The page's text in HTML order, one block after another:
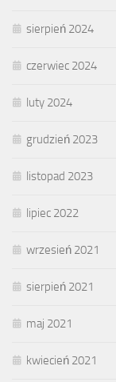
sierpień 2024
czerwiec 2024
luty 2024
grudzień 2023
listopad 2023
lipiec 2022
wrzesień 2021
sierpień 2021
maj 2021
kwiecień 2021